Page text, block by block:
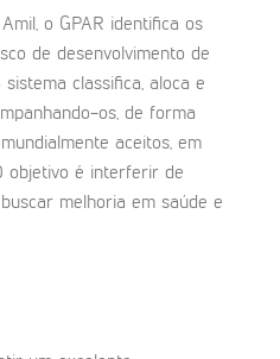
o GPAR identifica os
de desenvolvimento de
classifica, aloca e
os, de forma
aceitos, em
objetivo é interferir de
melhoria em saúde e